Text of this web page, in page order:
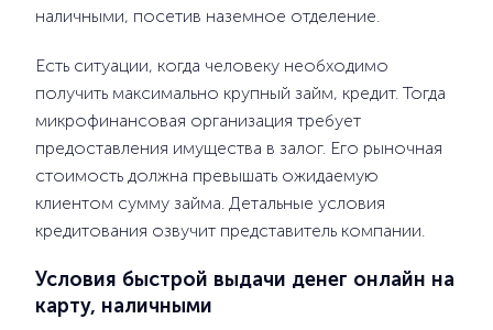
наличными, посетив наземное отделение.
Есть ситуации, когда человеку необходимо
получить максимально крупный займ, кредит. Тогда
микрофинансовая организация требует
предоставления имущества в залог. Его рыночная
стоимость должна превышать ожидаемую
клиентом сумму займа. Детальные условия
кредитования озвучит представитель компании.
Условия быстрой выдачи денег онлайн на
карту, наличными